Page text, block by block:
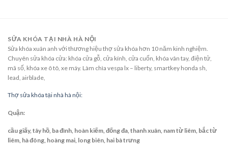
SỬA KHÓA TẠI NHÀ HÀ NỘI
Sửa khóa xuân anh với thương hiệu thợ sửa khóa hơn 10 năm kinh nghiệm.
Chuyên sửa khóa cửa: khóa cửa gỗ, cửa kính, cửa cuốn, khóa vân tay, điện tử,
mã số, khóa xe ô tô, xe máy. Làm chìa vespa lx – liberty, smartkey honda sh,
lead, airblade,
Thợ sửa khóa tại nhà hà nội:
Quận:
cầu giấy, tây hồ, ba đình, hoàn kiếm, đống đa, thanh xuân, nam từ liêm, bắc từ
liêm, hà đông, hoàng mai, long biên, hai bà trưng